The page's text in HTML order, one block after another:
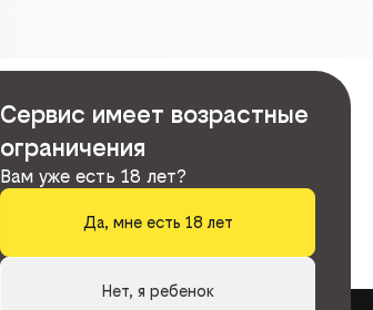
Сервис имеет возрастные
ограничения
Вам уже есть 18 лет?
Да, мне есть 18 лет
Нет, я ребенок